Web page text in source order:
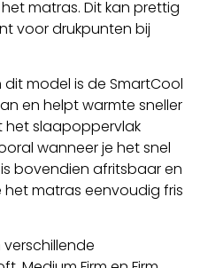
matras. Dit kan prettig
voor drukpunten bij
model is de SmartCool
en helpt warmte sneller
het slaapoppervlak
wanneer je het snel
bovendien afritsbaar en
matras eenvoudig fris